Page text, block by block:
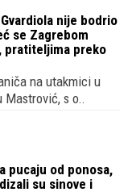
nije bodrio
se Zagrebom
pratiteljima preko
na utakmici u
s o..
pucaju od ponosa,
su sinove i